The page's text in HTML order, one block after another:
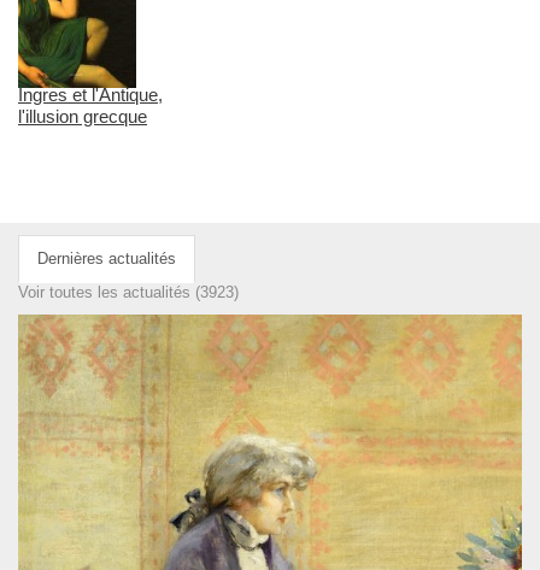
Ingres et l'Antique,
l'illusion grecque
Dernières actualités
Voir toutes les actualités (3923)